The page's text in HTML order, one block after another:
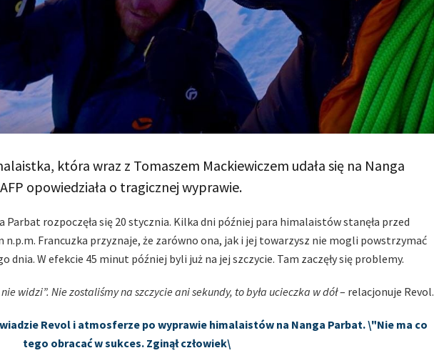
która wraz z Tomaszem Mackiewiczem udała się na Nanga
opowiedziała o tragicznej wyprawie.
Parbat rozpoczęła się 20 stycznia. Kilka dni później para himalaistów stanęła przed
n.p.m. Francuzka przyznaje, że zarówno ona, jak i jej towarzysz nie mogli powstrzymać
dnia. W efekcie 45 minut później byli już na jej szczycie. Tam zaczęły się problemy.
widzi”. Nie zostaliśmy na szczycie ani sekundy, to była ucieczka w dół– relacjonuje Revol.
Revol i atmosferze po wyprawie himalaistów na Nanga Parbat. \"Nie ma co
tego obracać w sukces. Zginął człowiek\